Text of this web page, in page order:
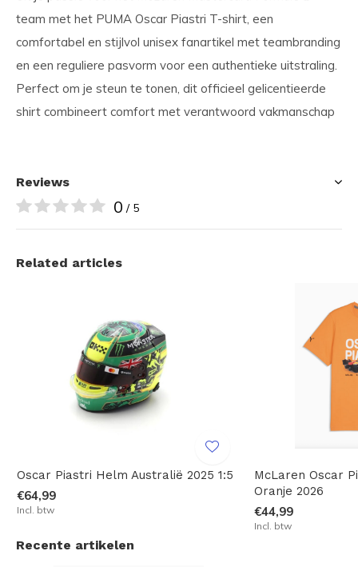
team met het PUMA Oscar Piastri T-shirt, een
comfortabel en stijlvol unisex fanartikel met teambranding
en een reguliere pasvorm voor een authentieke uitstraling.
Perfect om je steun te tonen, dit officieel gelicentieerde
shirt combineert comfort met verantwoord vakmanschap
Reviews
0 / 5
Related articles
Oscar Piastri Helm Australië 2025 1:5
€64,99
Incl. btw
McLaren Oscar
Oranje 2026
€44,99
Incl. btw
Recente artikelen